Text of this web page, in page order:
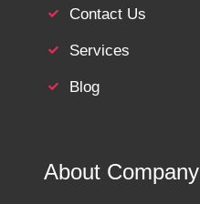
Contact Us
Services
Blog
About Company